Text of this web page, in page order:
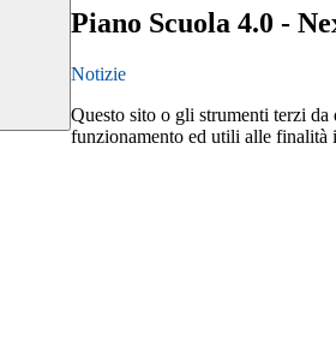
Piano Scuola 4.0 -
Notizie
Questo sito o gli strumenti terzi
funzionamento ed utili alle finalità